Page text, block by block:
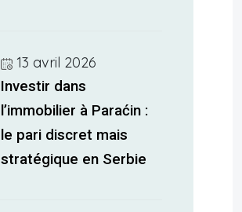
13 avril 2026
Investir dans
l’immobilier à Paraćin :
le pari discret mais
stratégique en Serbie